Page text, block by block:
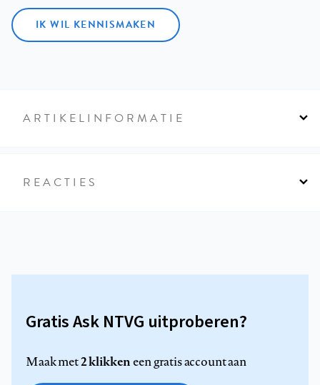
IK WIL KENNISMAKEN
ARTIKELINFORMATIE
REACTIES
Gratis Ask NTVG uitproberen?
Maak met2 klikkeneen gratis account aan